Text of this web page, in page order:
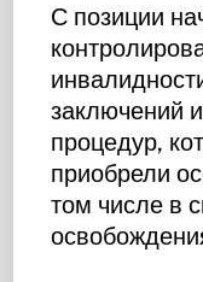
С позиции
заключений
процедур,
приобрели
том числе в